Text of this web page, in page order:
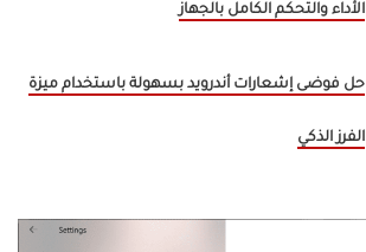
الأداء والتحكم الكامل بالجهاز
حل فوضى إشعارات أندرويد بسهولة باستخدام ميزة
الفرز الذكي